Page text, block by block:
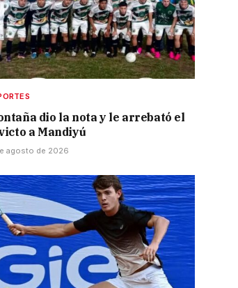
dio la nota y le arrebató el
a Mandiyú
agosto de 2026